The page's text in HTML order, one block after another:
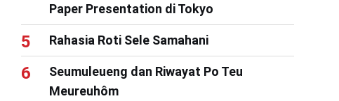
Paper Presentation di Tokyo
Rahasia Roti Sele Samahani
Seumuleueng dan Riwayat Po Teu
Meureuhôm